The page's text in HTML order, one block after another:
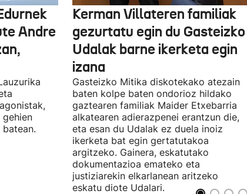
Andre
Kerman Villateren familiak
gezurtatu egin du Gasteizko
Udalak barne ikerketa egin
izana
Gasteizko Mitika diskotekako atezain
baten kolpe baten ondorioz hildako
gaztearen familiak Maider Etxebarria
alkatearen adierazpenei erantzun die,
eta esan du Udalak ez duela inoiz
ikerketa bat egin gertatutakoa
argitzeko. Gainera, eskatutako
dokumentazioa emateko eta
justiziarekin elkarlanean aritzeko
eskatu diote Udalari.